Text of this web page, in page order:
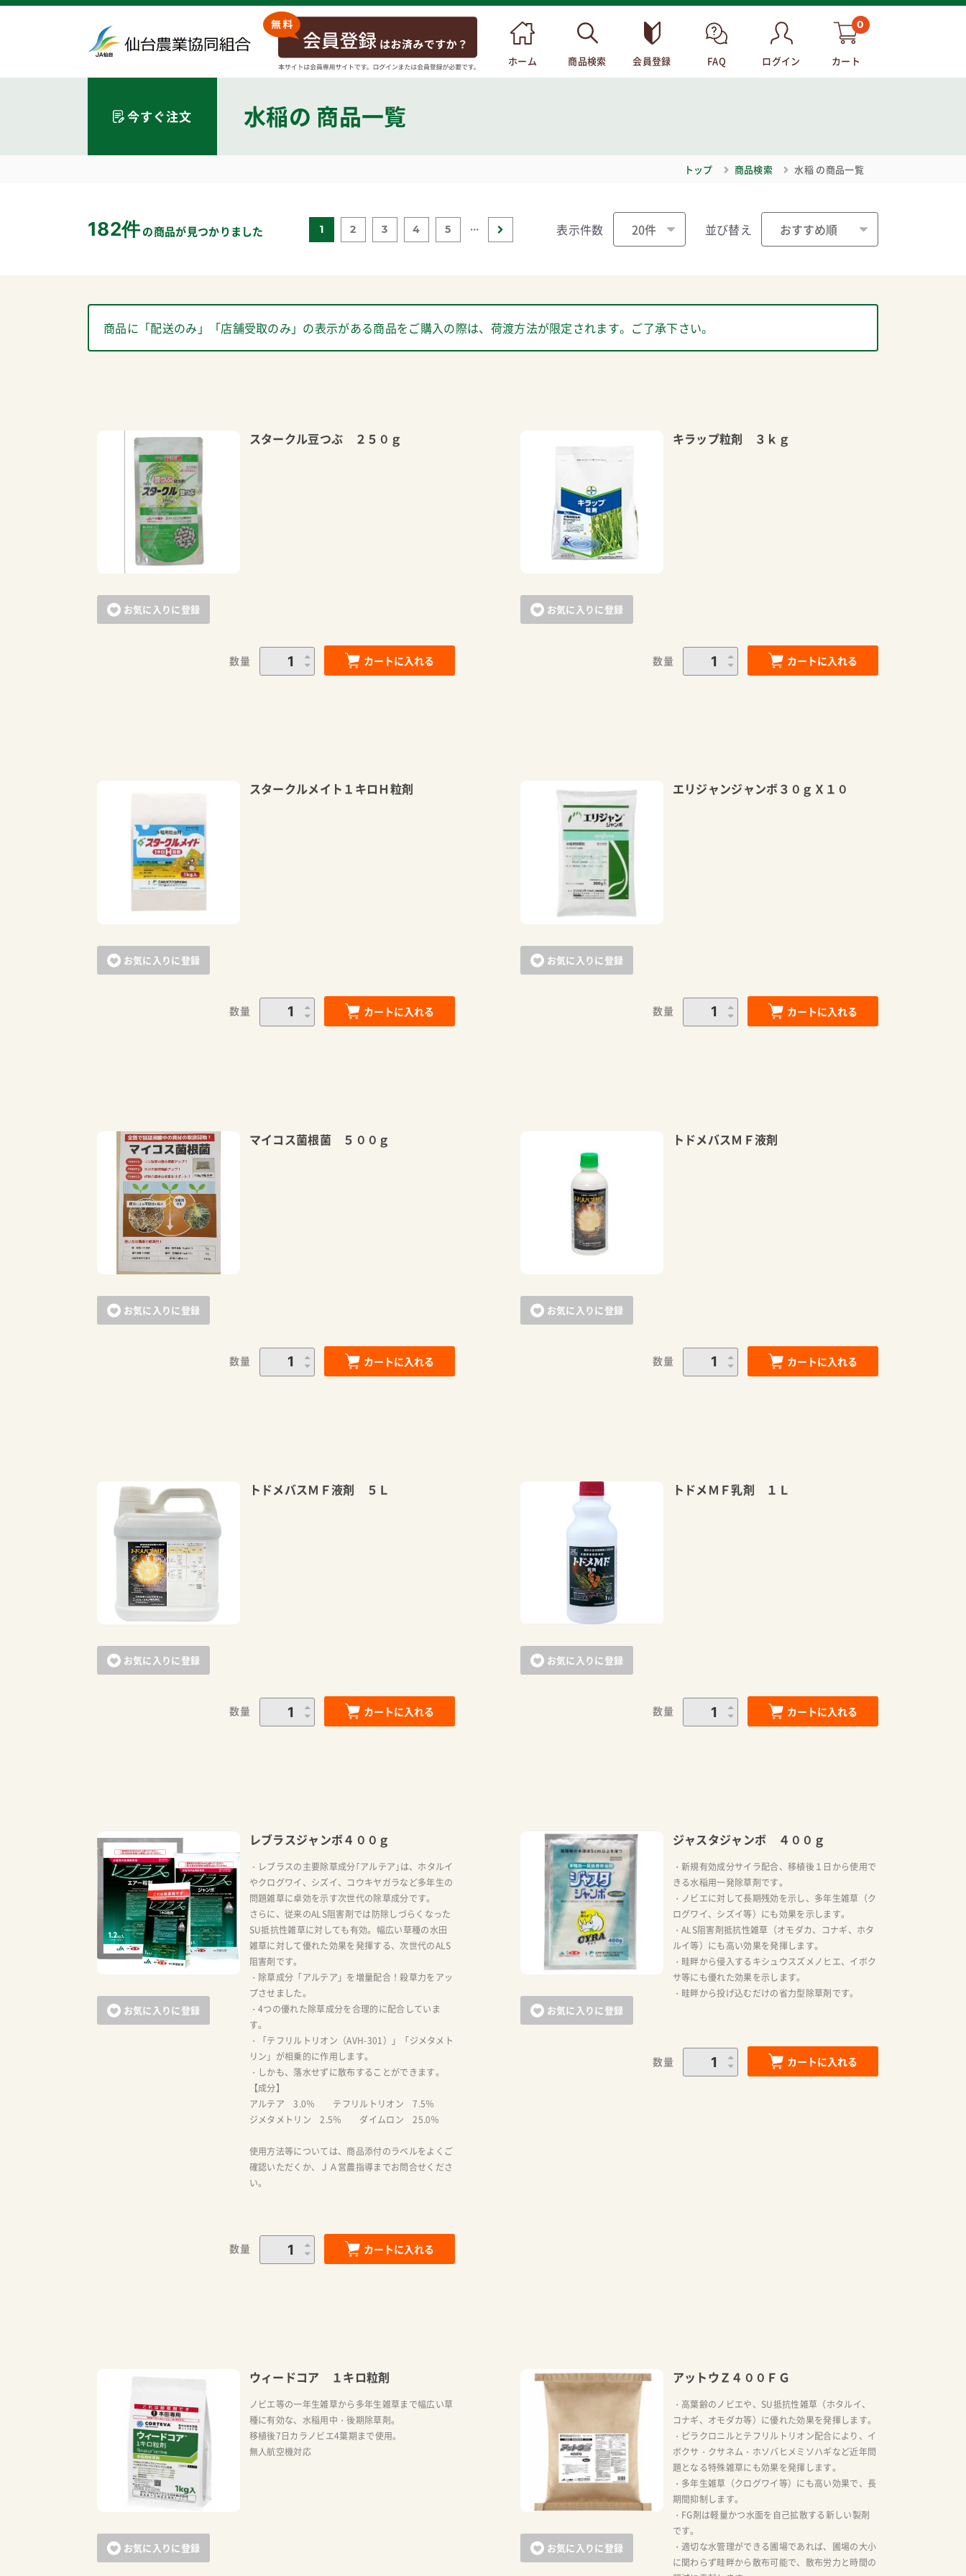
ホーム 商品検索 会員登録 FAQ ログイン
0
カート
今すぐ注文 水稲の 商品一覧
トップ 商品検索 水稲 の商品一覧
182件の商品が見つかりました 1 2 3 4 5 ... 表示件数 並び替え
商品に「配送のみ」「店舗受取のみ」の表示がある商品をご購入の際は、荷渡方法が限定されます。ご了承下さい。
お気に入りに登録
スタークル豆つぶ ２５０ｇ
数量 カートに入れる
お気に入りに登録
キラップ粒剤 ３ｋｇ
数量 カートに入れる
お気に入りに登録
スタークルメイト１キロＨ粒剤
数量 カートに入れる
お気に入りに登録
エリジャンジャンボ３０ｇＸ１０
数量 カートに入れる
お気に入りに登録
マイコス菌根菌 ５００ｇ
数量 カートに入れる
お気に入りに登録
トドメバスＭＦ液剤
数量 カートに入れる
お気に入りに登録
トドメバスＭＦ液剤 ５Ｌ
数量 カートに入れる
お気に入りに登録
トドメＭＦ乳剤 １Ｌ
数量 カートに入れる
お気に入りに登録
レブラスジャンボ４００ｇ
・レブラスの主要除草成分｢アルテア｣は、ホタルイ
やクログワイ、シズイ、コウキヤガラなど多年生の
問題雑草に卓効を示す次世代の除草成分です。
さらに、従来のALS阻害剤では防除しづらくなった
SU抵抗性雑草に対しても有効。幅広い草種の水田
雑草に対して優れた効果を発揮する、次世代のALS
阻害剤です。
・除草成分「アルテア」を増量配合！殺草力をアッ
プさせました。
・4つの優れた除草成分を合理的に配合していま
す。
・「テフリルトリオン（AVH-301）」「ジメタメト
リン」が相乗的に作用します。
・しかも、落水せずに散布することができます。
【成分】
アルテア 3.0％ テフリルトリオン 7.5％
ジメタメトリン 2.5％ ダイムロン 25.0％
使用方法等については、商品添付のラベルをよくご
確認いただくか、ＪＡ営農指導までお問合せくださ
い。
数量 カートに入れる
お気に入りに登録
ジャスタジャンボ ４００ｇ
・新規有効成分サイラ配合、移植後１日から使用で
きる水稲用一発除草剤です。
・ノビエに対して長期残効を示し、多年生雑草（ク
ログワイ、シズイ等）にも効果を示します。
・ALS阻害剤抵抗性雑草（オモダカ、コナギ、ホタ
ルイ等）にも高い効果を発揮します。
・畦畔から侵入するキシュウスズメノヒエ、イボク
サ等にも優れた効果を示します。
・畦畔から投げ込むだけの省力型除草剤です。
数量 カートに入れる
お気に入りに登録
ウィードコア １キロ粒剤
ノビエ等の一年生雑草から多年生雑草まで幅広い草
種に有効な、水稲用中・後期除草剤。
移植後7日カラノビエ4葉期まで使用。
無人航空機対応
お気に入りに登録
アットウＺ４００ＦＧ
・高葉齢のノビエや、SU抵抗性雑草（ホタルイ、
コナギ、オモダカ等）に優れた効果を発揮します。
・ピラクロニルとテフリルトリオン配合により、イ
ボクサ・クサネム・ホソバヒメミソハギなど近年問
題となる特殊雑草にも効果を発揮します。
・多年生雑草（クログワイ等）にも高い効果で、長
期間抑制します。
・FG剤は軽量かつ水面を自己拡散する新しい製剤
です。
・適切な水管理ができる圃場であれば、圃場の大小
に関わらず畦畔から散布可能で、散布労力と時間の
カートに追加しました。
カートへ進む